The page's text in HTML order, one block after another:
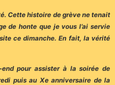
Cette histoire de grève ne tenait
de honte que je vous l’ai servie
ce dimanche. En fait, la vérité
pour assister à la soirée de
puis au Xe anniversaire de la